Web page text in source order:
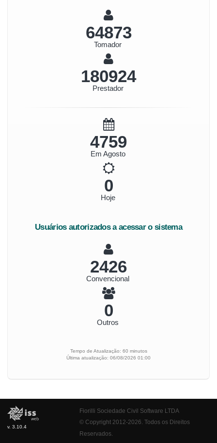
72358
Tomador
201800
Prestador
5308
Em Agosto
0
Hoje
Usuários autorizados a acessar o sistema
2717
Convencional
0
Outros
Tempo de Atualização: 60 minutos
Última atualização: 06/08/2026 01:00
v. 3.10.4
Fiorilli Sociedade Civil Software LTDA
© Copyright 2012-2026. Todos os Direitos
Reservados.